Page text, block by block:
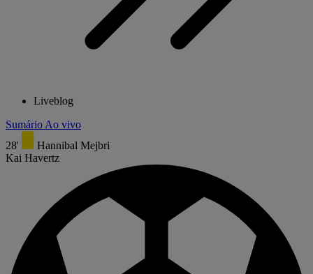
Liveblog
Sumário Ao vivo
28'
Hannibal Mejbri
Kai Havertz